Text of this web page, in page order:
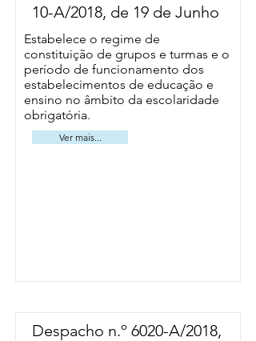
10-A/2018, de 19 de Junho
Estabelece o regime de
constituição de grupos e turmas e o
período de funcionamento dos
estabelecimentos de educação e
ensino no âmbito da escolaridade
obrigatória.
Ver mais...
Despacho n.º 6020-A/2018,